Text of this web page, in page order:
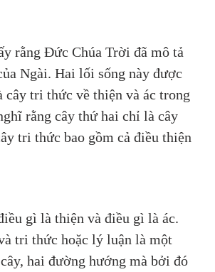
rằng Đức Chúa Trời đã mô tả
Ngài. Hai lối sống này được
tri thức về thiện và ác trong
rằng cây thứ hai chỉ là cây
tri thức bao gồm cả điều thiện
gì là thiện và điều gì là ác.
tri thức hoặc lý luận là một
hai đường hướng mà bởi đó